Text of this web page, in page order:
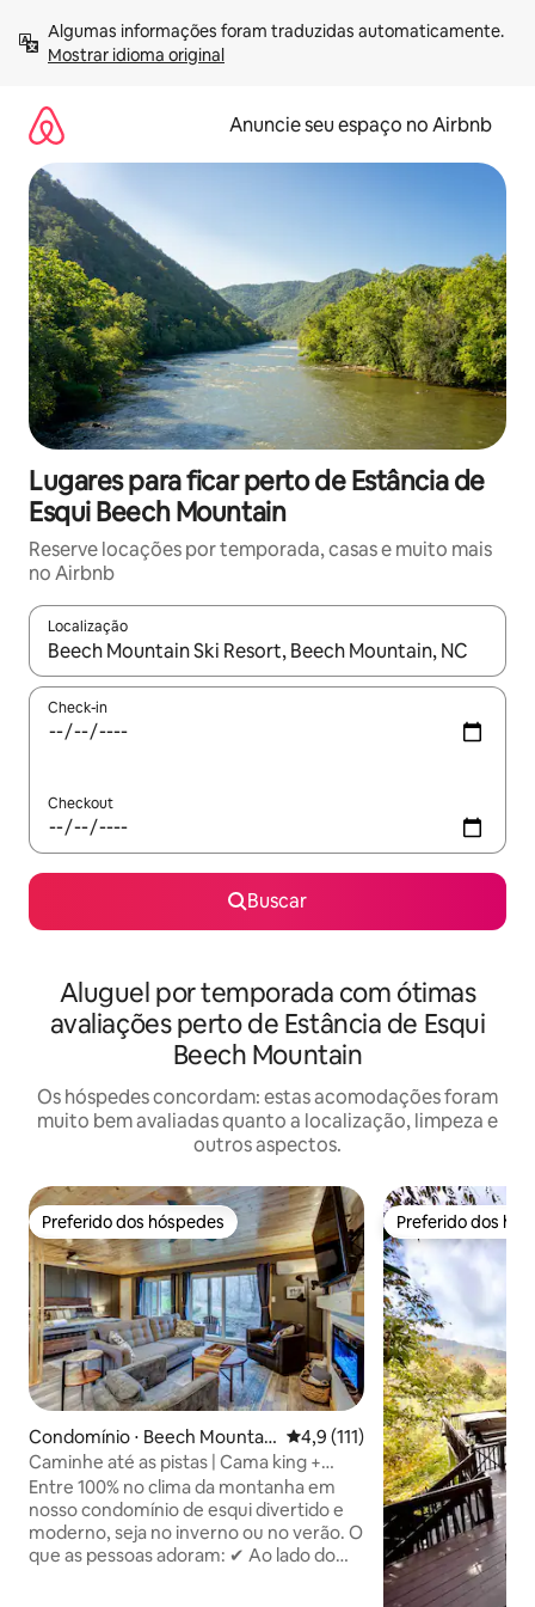
para
Mostrar idioma original
Anuncie seu espaço no Airbnb
Lugares para ficar perto de Estância de
Esqui Beech Mountain
Reserve locações por temporada, casas e muito mais
no Airbnb
Localização
Quando os resultados estiverem disponíveis, explore-os
Check-in
Checkout
Buscar
Aluguel por temporada com ótimas
avaliações perto de Estância de Esqui
Beech Mountain
Os hóspedes concordam: estas acomodações foram
muito bem avaliadas quanto a localização, limpeza e
outros aspectos.
Preferido dos hóspedes
Preferido dos hóspedes
Condomínio ⋅ Beech Mountai
n
4,9 de uma avaliação média
4,9 (111)
Caminhe até as pistas | Cama king +
Lareira aconchegante
Entre 100% no clima da montanha em
nosso condomínio de esqui divertido e
moderno, seja no inverno ou no verão. O
que as pessoas adoram: ✔ Ao lado do
Preferido dos
Preferido dos